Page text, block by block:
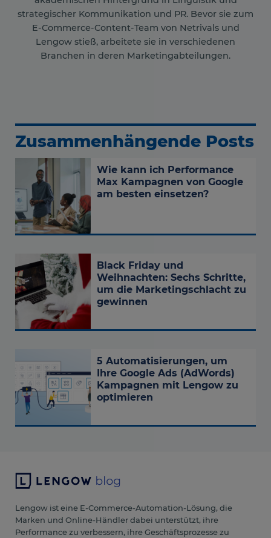
strategischer Kommunikation und PR. Bevor sie zum
E-Commerce-Content-Team von Netrivals und
Lengow stieß, arbeitete sie in verschiedenen
Branchen in deren Marketingabteilungen.
Zusammenhängende Posts
Wie kann ich Performance
Max Kampagnen von Google
am besten einsetzen?
Black Friday und
Weihnachten: Sechs Schritte,
um die Marketingschlacht zu
gewinnen
5 Automatisierungen, um
Ihre Google Ads (AdWords)
Kampagnen mit Lengow zu
optimieren
Lengow ist eine E-Commerce-Automation-Lösung, die
Marken und Online-Händler dabei unterstützt, ihre
Performance zu verbessern, ihre Geschäftsprozesse zu